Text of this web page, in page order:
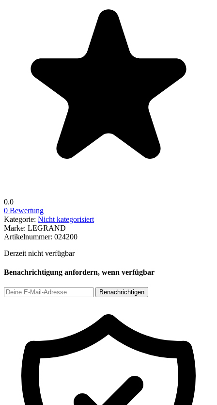
0.0
0 Bewertung
Kategorie: Nicht kategorisiert
Marke: LEGRAND
Artikelnummer: 024200
Derzeit nicht verfügbar
Benachrichtigung anfordern, wenn verfügbar
Benachrichtigen